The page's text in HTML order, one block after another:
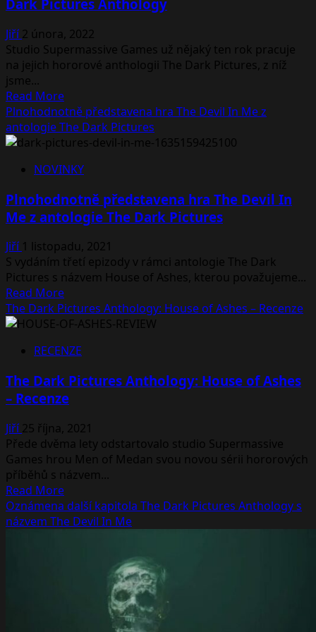
Me
příběhový
trailer,
vyjde
podzim
Dark Pictures Anthology
Jiří2 února, 2022
Studio Supermassive Games už nějaký ten rok pracuje
na jejich hororové anthologii The Dark Pictures, z níž
jsme...
Read MoreRead
more
about
Unikla
a
dalších
her
série
The
Dark
Pictures
Anthology
Plnohodnotně představena hra The Devil In Me z
antologie The Dark Pictures
NOVINKY
Plnohodnotně představena hra The Devil In
Me z antologie The Dark Pictures
Jiří 1 listopadu, 2021
S vydáním třetí epizody v rámci antologie The Dark
Pictures s názvem House of Ashes, kterou považujeme...
Read MoreRead
more
about
představena
The
Devil
Me
z
antologie
The
Dark
Pictures
The Dark Pictures Anthology: House of Ashes – Recenze
RECENZE
The Dark Pictures Anthology: House of Ashes
– Recenze
Jiří25 října, 2021
Přede dvěma lety odstartovalo studio Supermassive
Games hrou Men of Medan svou novou sérii hororových
příběhů s názvem...
Read MoreRead
more
about
Anthology:
Oznámena další kapitola The Dark Pictures Anthology s
názvem The Devil In Me